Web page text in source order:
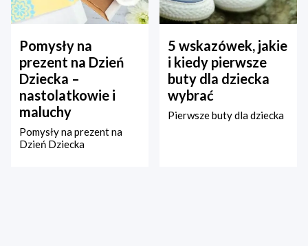
Pomysły na
prezent na Dzień
Dziecka –
nastolatkowie i
maluchy
Pomysły na prezent na
Dzień Dziecka
5 wskazówek, jakie
i kiedy pierwsze
buty dla dziecka
wybrać
Pierwsze buty dla dziecka